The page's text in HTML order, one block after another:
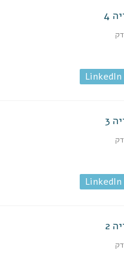
4
LinkedIn
3
LinkedIn
2